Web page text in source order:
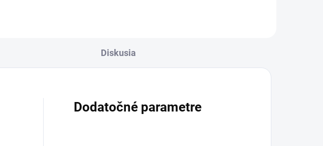
Diskusia
Dodatočné parametre